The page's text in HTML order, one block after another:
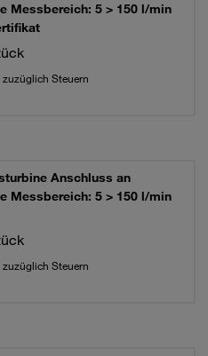
Messbereich: 5 > 150 l/min
zuzüglich Steuern
Anschluss an
Messbereich: 5 > 150 l/min
zuzüglich Steuern